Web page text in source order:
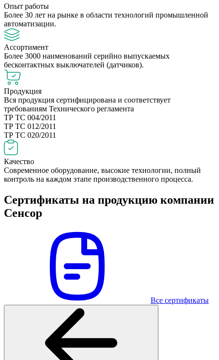
Опыт работы
Более 30 лет на рынке в области технологий промышленной
автоматизации.
Ассортимент
Более 3000 наименований серийно выпускаемых
бесконтактных выключателей (датчиков).
Продукция
Вся продукция сертифицирована и соответствует
требованиям Технического регламента
ТР ТС 004/2011
ТР ТС 012/2011
ТР ТС 020/2011
Качество
Современное оборудование, высокие технологии, полный
контроль на каждом этапе производственного процесса.
Сертификаты на продукцию компании
Сенсор
Все сертификаты